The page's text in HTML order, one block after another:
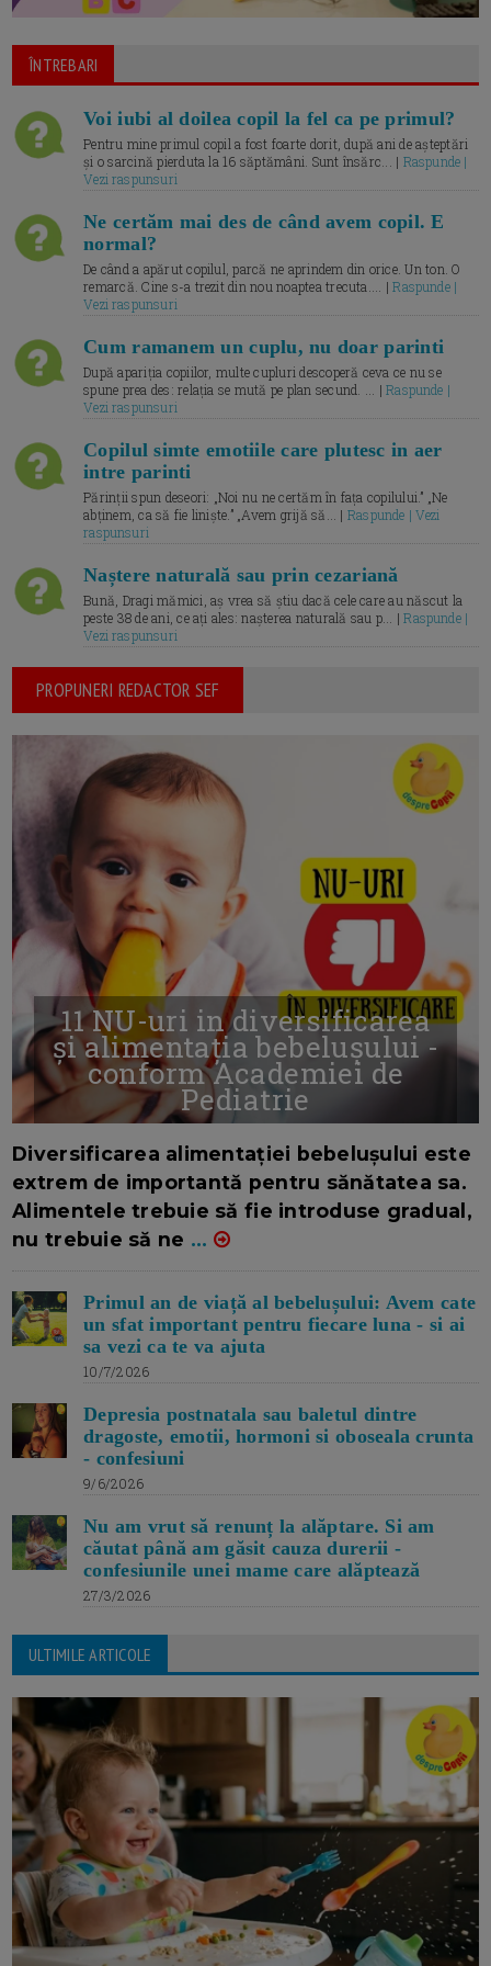
ÎNTREBARI
Voi iubi al doilea copil la fel ca pe primul?
Pentru mine primul copil a fost foarte dorit, după ani de așteptări
și o sarcină pierduta la 16 săptămâni. Sunt însărc... | Raspunde |
Vezi raspunsuri
Ne certăm mai des de când avem copil. E
normal?
De când a apărut copilul, parcă ne aprindem din orice. Un ton. O
remarcă. Cine s-a trezit din nou noaptea trecuta.... |Raspunde |
Vezi raspunsuri
Cum ramanem un cuplu, nu doar parinti
După apariția copiilor, multe cupluri descoperă ceva ce nu se
spune prea des: relația se mută pe plan secund. ... |Raspunde |
Vezi raspunsuri
Copilul simte emotiile care plutesc in aer
intre parinti
Părinții spun deseori: „Noi nu ne certăm în fața copilului.” „Ne
abținem, ca să fie liniște.” „Avem grijă să... | Raspunde | Vezi
raspunsuri
Naștere naturală sau prin cezariană
Bună, Dragi mămici, aș vrea să știu dacă cele care au născut la
peste 38 de ani, ce ați ales: nașterea naturală sau p... |Raspunde |
Vezi raspunsuri
PROPUNERI REDACTOR SEF
11 NU-uri in diversificarea
și alimentația bebelușului -
conform Academiei de
Pediatrie
Diversificarea alimentației bebelușului este
extrem de importantă pentru sănătatea sa.
Alimentele trebuie să fie introduse gradual,
nu trebuie să ne ...
Primul an de viață al bebelușului: Avem cate
un sfat important pentru fiecare luna - si ai
sa vezi ca te va ajuta
10/7/2026
Depresia postnatala sau baletul dintre
dragoste, emotii, hormoni si oboseala crunta
- confesiuni
9/6/2026
Nu am vrut să renunț la alăptare. Si am
căutat până am găsit cauza durerii -
confesiunile unei mame care alăptează
27/3/2026
ULTIMILE ARTICOLE